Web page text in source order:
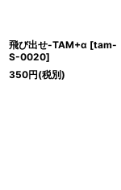
飛び出せ-TAM+α [tam-
S-0020]
350円(税別)